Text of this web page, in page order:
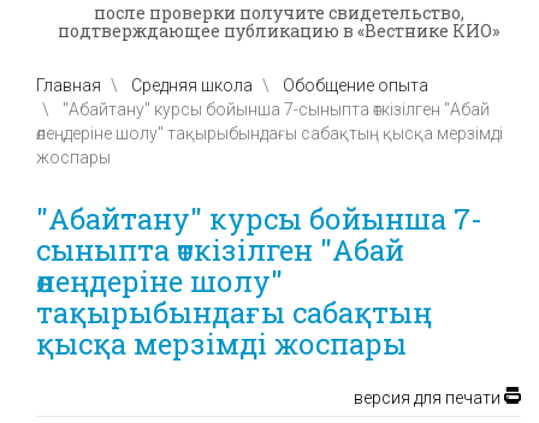
после проверки получите свидетельство,
подтверждающее публикацию в «Вестнике КИО»
Главная Средняя школа
Обобщение опыта
"Абайтану" курсы бойынша 7-сыныпта өткізілген "Абай
өлеңдеріне шолу" тақырыбындағы сабақтың қысқа мерзімді
жоспары
"Абайтану" курсы бойынша 7-
сыныпта өткізілген "Абай
өлеңдеріне шолу"
тақырыбындағы сабақтың
қысқа мерзімді жоспары
версия для печати